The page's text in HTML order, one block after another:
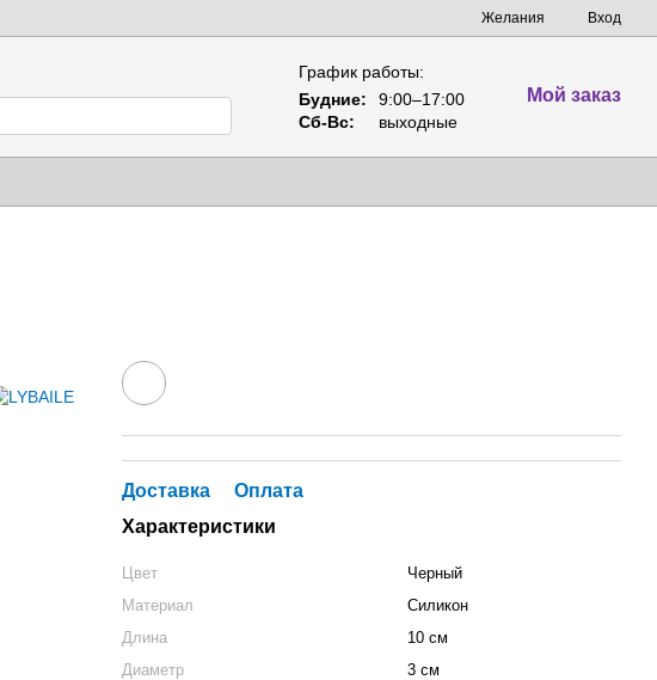
Желания Вход
График работы:
Будние:
9:00–17:00
Сб-Вс:
выходные
Мой заказ
Доставка
Оплата
Характеристики
Цвет
Черный
Материал
Силикон
Длина
10 см
Диаметр
3 см